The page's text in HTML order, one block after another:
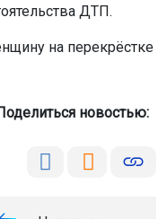
ДТП.
на перекрёстке
новостью: